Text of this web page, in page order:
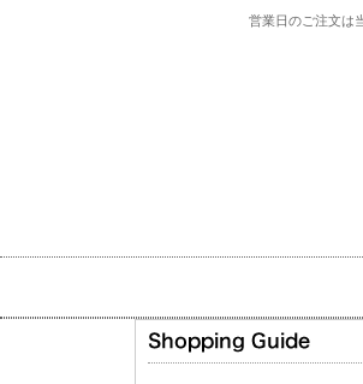
営業日のご注文は